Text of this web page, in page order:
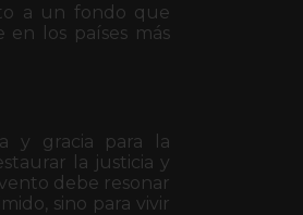
a un fondo que
los países más
y gracia para la
la justicia y
debe resonar
sino para vivir